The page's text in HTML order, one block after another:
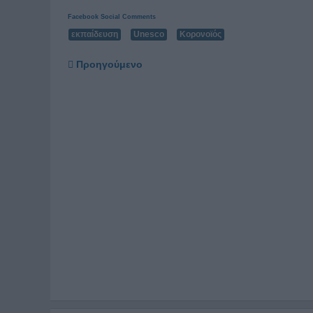
Facebook Social Comments
εκπαίδευση Unesco Κορονοϊός
Προηγούμενο